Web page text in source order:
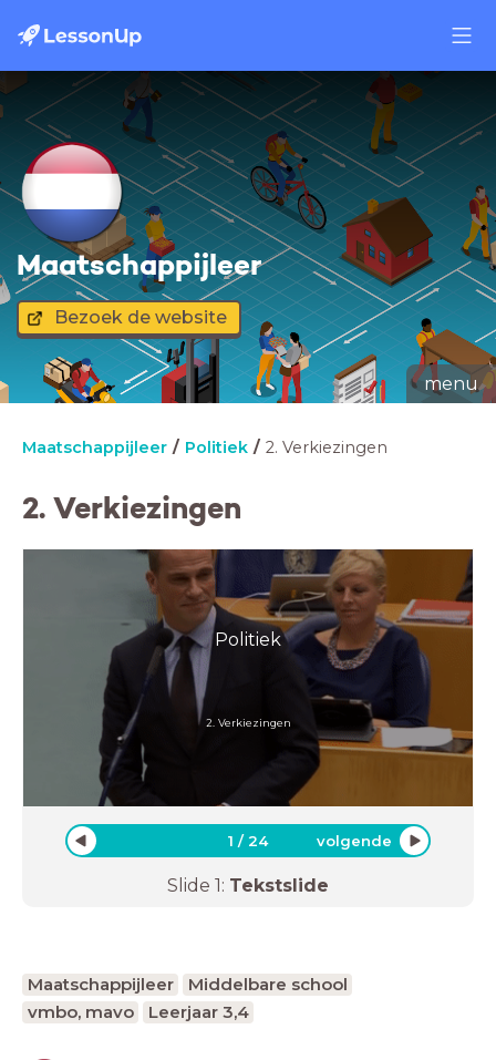
Maatschappijleer
Bezoek de website
menu
Maatschappijleer Politiek 2. Verkiezingen
2. Verkiezingen
Politiek
2. Verkiezingen
1 /24 volgende
Slide 1: Tekstslide
Maatschappijleer
Middelbare school
vmbo, mavo
Leerjaar 3,4